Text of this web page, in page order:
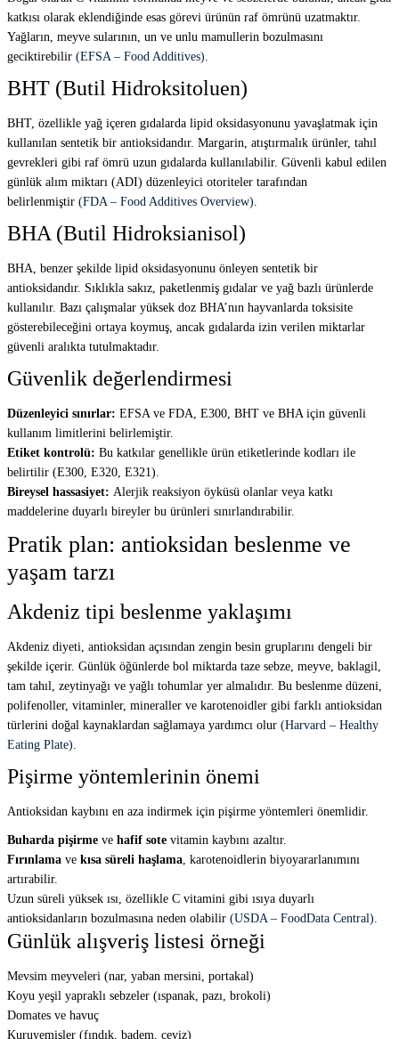
katkısı olarak eklendiğinde esas görevi ürünün raf ömrünü uzatmaktır.
Yağların, meyve sularının, un ve unlu mamullerin bozulmasını
geciktirebilir (EFSA – Food Additives).
BHT (Butil Hidroksitoluen)
BHT, özellikle yağ içeren gıdalarda lipid oksidasyonunu yavaşlatmak için
kullanılan sentetik bir antioksidandır. Margarin, atıştırmalık ürünler, tahıl
gevrekleri gibi raf ömrü uzun gıdalarda kullanılabilir. Güvenli kabul edilen
günlük alım miktarı (ADI) düzenleyici otoriteler tarafından
belirlenmiştir (FDA – Food Additives Overview).
BHA (Butil Hidroksianisol)
BHA, benzer şekilde lipid oksidasyonunu önleyen sentetik bir
antioksidandır. Sıklıkla sakız, paketlenmiş gıdalar ve yağ bazlı ürünlerde
kullanılır. Bazı çalışmalar yüksek doz BHA’nın hayvanlarda toksisite
gösterebileceğini ortaya koymuş, ancak gıdalarda izin verilen miktarlar
güvenli aralıkta tutulmaktadır.
Güvenlik değerlendirmesi
Düzenleyici sınırlar: EFSA ve FDA, E300, BHT ve BHA için güvenli
kullanım limitlerini belirlemiştir.
Etiket kontrolü: Bu katkılar genellikle ürün etiketlerinde kodları ile
belirtilir (E300, E320, E321).
Bireysel hassasiyet: Alerjik reaksiyon öyküsü olanlar veya katkı
maddelerine duyarlı bireyler bu ürünleri sınırlandırabilir.
Pratik plan: antioksidan beslenme ve
yaşam tarzı
Akdeniz tipi beslenme yaklaşımı
Akdeniz diyeti, antioksidan açısından zengin besin gruplarını dengeli bir
şekilde içerir. Günlük öğünlerde bol miktarda taze sebze, meyve, baklagil,
tam tahıl, zeytinyağı ve yağlı tohumlar yer almalıdır. Bu beslenme düzeni,
polifenoller, vitaminler, mineraller ve karotenoidler gibi farklı antioksidan
türlerini doğal kaynaklardan sağlamaya yardımcı olur (Harvard – Healthy
Eating Plate).
Pişirme yöntemlerinin önemi
Antioksidan kaybını en aza indirmek için pişirme yöntemleri önemlidir.
Buharda pişirme ve hafif sote vitamin kaybını azaltır.
Fırınlama ve kısa süreli haşlama, karotenoidlerin biyoyararlanımını
artırabilir.
Uzun süreli yüksek ısı, özellikle C vitamini gibi ısıya duyarlı
antioksidanların bozulmasına neden olabilir (USDA – FoodData Central).
Günlük alışveriş listesi örneği
Mevsim meyveleri (nar, yaban mersini, portakal)
Koyu yeşil yapraklı sebzeler (ıspanak, pazı, brokoli)
Domates ve havuç
Kuruyemişler (fındık, badem, ceviz)